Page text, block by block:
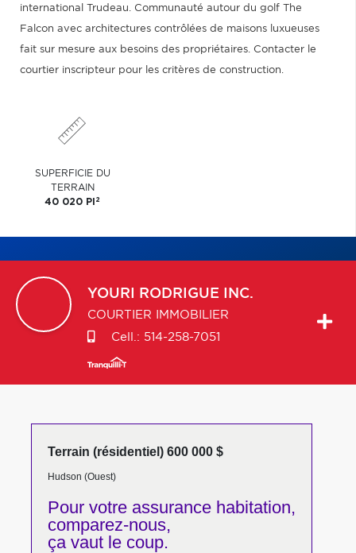
international Trudeau. Communauté autour du golf The
Falcon avec architectures contrôlées de maisons luxueuses
fait sur mesure aux besoins des propriétaires. Contacter le
courtier inscripteur pour les critères de construction.
SUPERFICIE DU
TERRAIN
40 020 PI 2
YOURI RODRIGUE INC.
COURTIER IMMOBILIER
Cell.: 514-258-7051
Terrain (résidentiel) 600 000 $
Hudson (Ouest)
Pour votreassurance habitation,
comparez-nous,
ça vaut le coup.